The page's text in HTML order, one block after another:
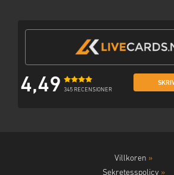
4,49 345 RECENSIONER
Villkoren »
Sekretesspolicy »